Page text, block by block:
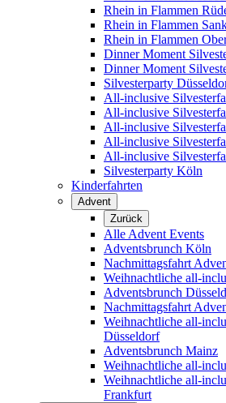
Rhein in Flammen
Rhein in Flammen
Rhein in Flammen
Dinner Moment
Dinner Moment
Silvesterparty
All-inclusive
All-inclusive
All-inclusive
All-inclusive
All-inclusive
Silvesterparty Köln
Kinderfahrten
Advent
Zurück
Alle Advent Events
Adventsbrunch Köln
Nachmittagsfahrt
Weihnachtliche all-
Adventsbrunch
Nachmittagsfahrt
Weihnachtliche all-
Düsseldorf
Adventsbrunch Mainz
Weihnachtliche all-
Weihnachtliche all-
Frankfurt